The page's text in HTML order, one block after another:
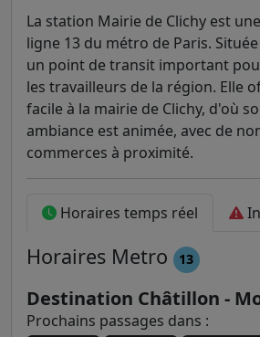
La station Mairie de Clichy est
ligne 13 du métro de Paris.
un point de transit important
les travailleurs de la région. Elle
facile à la mairie de Clichy, d'où
ambiance est animée, avec de
commerces à proximité.
Horaires temps réel
Horaires Metro 13
Destination Châtillon -
Prochains passages dans :